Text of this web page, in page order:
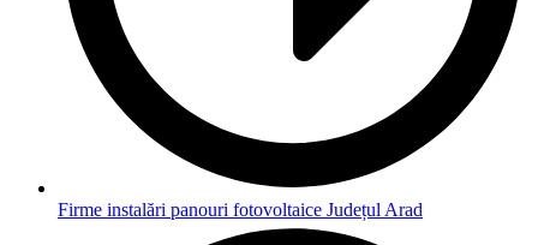
Firme instalări panouri fotovoltaice Județul Arad